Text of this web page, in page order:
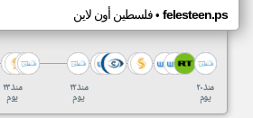
فلسطين أون لاين• felesteen.ps
منذ ٢٣
يوم
منذ ٢٢
يوم
منذ ٢٠
يوم